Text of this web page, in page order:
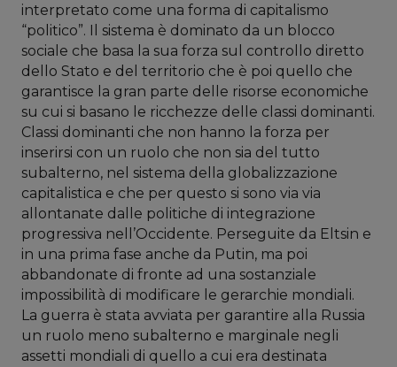
interpretato come una forma di capitalismo
“politico”. Il sistema è dominato da un blocco
sociale che basa la sua forza sul controllo diretto
dello Stato e del territorio che è poi quello che
garantisce la gran parte delle risorse economiche
su cui si basano le ricchezze delle classi dominanti.
Classi dominanti che non hanno la forza per
inserirsi con un ruolo che non sia del tutto
subalterno, nel sistema della globalizzazione
capitalistica e che per questo si sono via via
allontanate dalle politiche di integrazione
progressiva nell’Occidente. Perseguite da Eltsin e
in una prima fase anche da Putin, ma poi
abbandonate di fronte ad una sostanziale
impossibilità di modificare le gerarchie mondiali.
La guerra è stata avviata per garantire alla Russia
un ruolo meno subalterno e marginale negli
assetti mondiali di quello a cui era destinata